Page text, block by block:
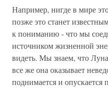
Например, нигде в мире
позже это станет
к пониманию - что мы
источником жизненной
видеть. Мы знаем, что
все же она оказывает
поднимается и